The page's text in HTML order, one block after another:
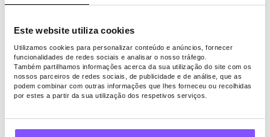
Este website utiliza cookies
Utilizamos cookies para personalizar conteúdo e anúncios, fornecer
funcionalidades de redes sociais e analisar o nosso tráfego.
Também partilhamos informações acerca da sua utilização do site com os
nossos parceiros de redes sociais, de publicidade e de análise, que as
podem combinar com outras informações que lhes forneceu ou recolhidas
por estes a partir da sua utilização dos respetivos serviços.
da taxa horária mínima
Muitas pesquisas envolvem
psicologia, tomada de decisão e
comportamento social